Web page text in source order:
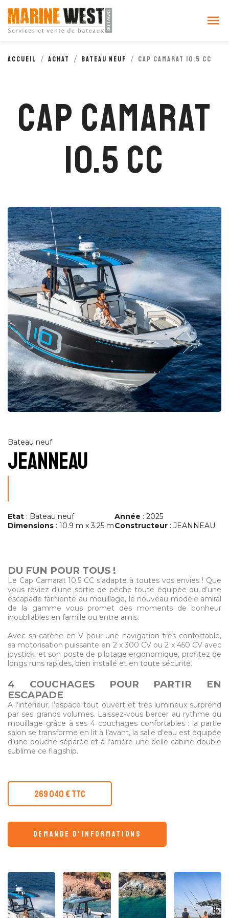

Accueil Achat Bateau neuf CAP CAMARAT 10.5 CC
CAP CAMARAT
10.5 CC
Bateau neuf
JEANNEAU
Etat : Bateau neuf Année : 2025
Dimensions : 10.9 m x 3.25 mConstructeur : JEANNEAU
DU FUN POUR TOUS !
Le Cap Camarat 10.5 CC s’adapte à toutes vos envies ! Que
vous rêviez d’une sortie de pêche toute équipée ou d’une
escapade farniente au mouillage, le nouveau modèle amiral
de la gamme vous promet des moments de bonheur
inoubliables en famille ou entre amis.
Avec sa carène en V pour une navigation très confortable,
sa motorisation puissante en 2 x 300 CV ou 2 x 450 CV avec
joystick, et son poste de pilotage ergonomique, profitez de
longs runs rapides, bien installé et en toute sécurité.
4 COUCHAGES POUR PARTIR EN
ESCAPADE
A l’intérieur, l’espace tout ouvert et très lumineux surprend
par ses grands volumes. Laissez-vous bercer au rythme du
mouillage grâce à ses 4 couchages confortables : la partie
salon se transforme en lit à l’avant, la salle d’eau est équipée
d’une douche séparée et à l’arrière une belle cabine double
sublime ce flagship.
269 040 € TTC
demande d'informations